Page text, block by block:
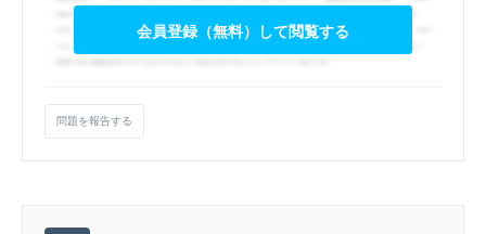
会員登録（無料）して閲覧する
問題を報告する